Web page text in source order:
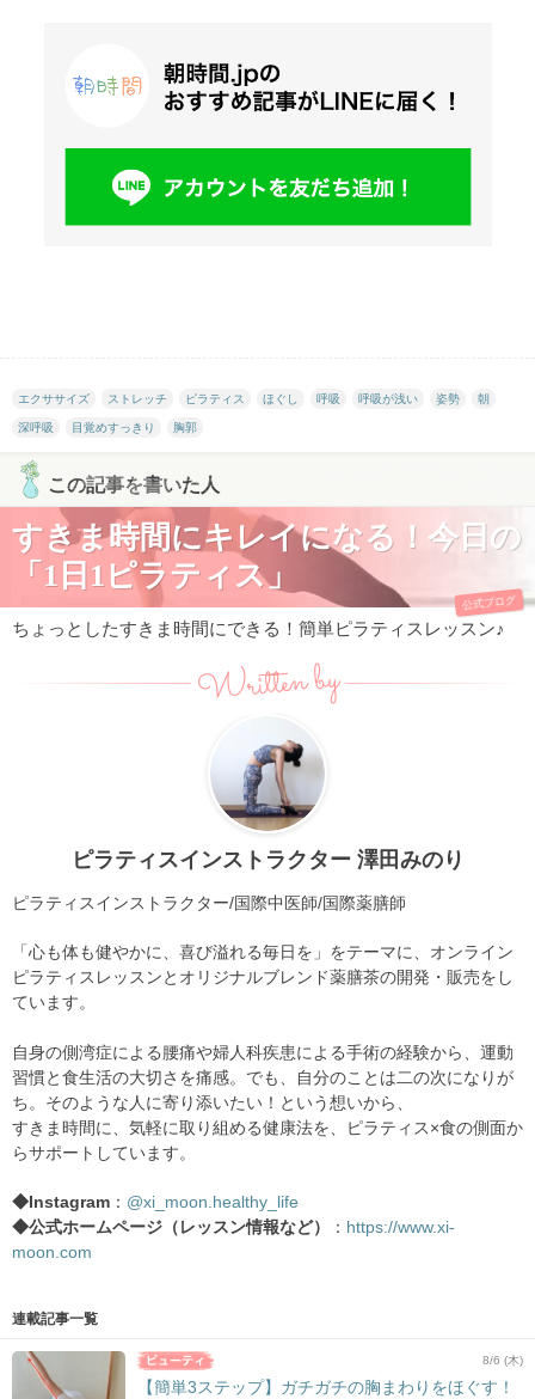
エクササイズ ストレッチ ピラティス ほぐし 呼吸 呼吸が浅い 姿勢 朝
深呼吸 目覚めすっきり 胸郭
この記事を書いた人
すきま時間にキレイになる！今日の
「1日1ピラティス」
公式ブログ
ちょっとしたすきま時間にできる！簡単ピラティスレッスン♪
Written by
ピラティスインストラクター 澤田みのり
ピラティスインストラクター/国際中医師/国際薬膳師
「心も体も健やかに、喜び溢れる毎日を」をテーマに、オンライン
ピラティスレッスンとオリジナルブレンド薬膳茶の開発・販売をし
ています。
自身の側湾症による腰痛や婦人科疾患による手術の経験から、運動
習慣と食生活の大切さを痛感。でも、自分のことは二の次になりが
ち。そのような人に寄り添いたい！という想いから、
すきま時間に、気軽に取り組める健康法を、ピラティス×食の側面か
らサポートしています。
◆Instagram ： @xi_moon.healthy_life
◆公式ホームページ（レッスン情報など）
： https://www.xi-
moon.com
連載記事一覧
8/6 (木)
【簡単3ステップ】ガチガチの胸まわりをほぐす！